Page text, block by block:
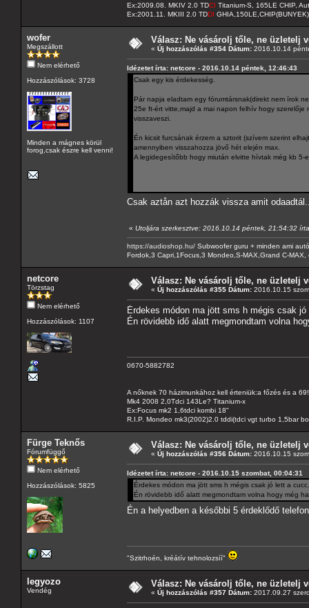
Ex:2009.08. MKIV 2.0 TDCI Titanium-S, 165LE CHIP,
Ex:2001.11. MKIII 2.0 TDDI
wofer
Megszállott
Nem elérhető
Hozzászólások: 3728
Minden a mágnes körül
forog,csak észre kell venni!
Válasz: Ne vásárolj tőle, ne üzletelj
« Új hozzászólás #354 Dátum: 2016.10.14
Idézetet írta: netcore - 2016.10.14 péntek, 12:46:43
Csak egy kis érdekesség.
Pár napja eladtam egy fórumtársnak(direkt nem írok
25e ft-ért vitte,majd a mai napon felhív hogy
visszaveszi.
Én kicsit furcsának érzem a sztorit (szívem szerint
amennyiben visszahozza jövő hét elején max.
A legidegesítőbb hogy miután elvitte hívtak még kb 5-
Csak aztån azt hozzák vissza amit
« Utoljára szerkesztve: 2016.10.14 péntek, 21:54:32
https://audioshop.hu/ Subwoofer guru + minden ami
Fordok,3 Capri,1Focus,3 Mondeo,S-MAX,Grand C-
netcore
Törzstag
Nem elérhető
Hozzászólások: 1107
Válasz: Ne vásárolj tőle, ne üzletelj
« Új hozzászólás #355 Dátum: 2016.10.15
Érdekes módon ma jött sms h mégis csak
Én rövidebb idő alatt megmondtam volna
0670-5882782
A nőknek 70 házimunkához kell érteniük:a főzés és a 69!
Mk4 2008 2,0Tdci 143Le? Titanium-x
Ex:Focus mk2 1,6tdci kombi 18"
R.I.P. Mondeo mk3(2002)2.0 tddi(tdci vgt turbo 1,5bar
Fürge Teknős
Fórumfüggő
Nem elérhető
Hozzászólások: 5825
Válasz: Ne vásárolj tőle, ne üzletelj
« Új hozzászólás #356 Dátum: 2016.10.15
Idézetet írta: netcore - 2016.10.15 szombat, 00:04:31
Érdekes módon ma jött sms h mégis csak jó lett a
Én rövidebb idő alatt megmondtam volna hogy még
Én a helyedben a későbbi 5 érdeklődő
"Szitrhoén, kréátív tehnolozsíí"
legyozo
Vendég
Válasz: Ne vásárolj tőle, ne üzletelj
« Új hozzászólás #357 Dátum: 2017.09.27